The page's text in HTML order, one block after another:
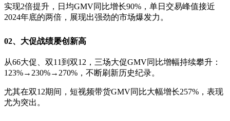
实现2倍提升，日均GMV同比增长90%，单日交易峰值接近
2024年底的两倍，展现出强劲的市场爆发力。
02、 大促战绩屡创新高
从66大促、双11到双12，三场大促GMV同比增幅持续攀升：
123%→230%→270%，不断刷新历史纪录。
尤其在双12期间，短视频带货GMV同比大幅增长257%，表现
尤为突出。